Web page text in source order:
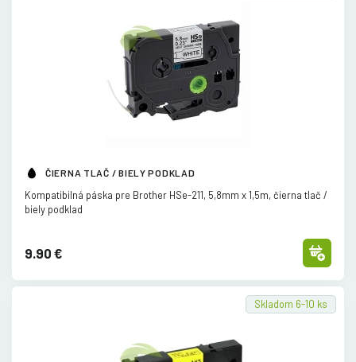
ČIERNA TLAČ / BIELY PODKLAD
Kompatibilná páska pre Brother HSe-211, 5,8mm x 1,5m, čierna tlač /
biely podklad
9.90 €
Skladom 6-10 ks